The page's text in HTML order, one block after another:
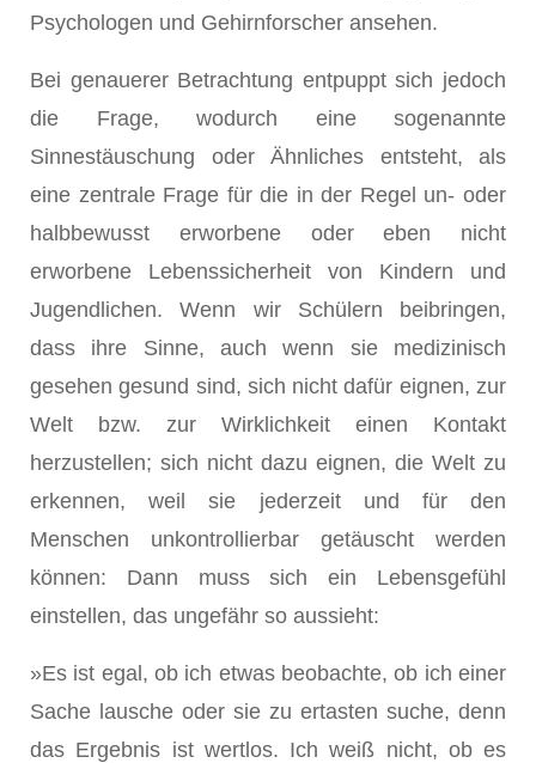
Psychologen und Gehirnforscher ansehen.
Bei genauerer Betrachtung entpuppt sich jedoch
die Frage, wodurch eine sogenannte
Sinnestäuschung oder Ähnliches entsteht, als
eine zentrale Frage für die in der Regel un- oder
halbbewusst erworbene oder eben nicht
erworbene Lebenssicherheit von Kindern und
Jugendlichen. Wenn wir Schülern beibringen,
dass ihre Sinne, auch wenn sie medizinisch
gesehen gesund sind, sich nicht dafür eignen, zur
Welt bzw. zur Wirklichkeit einen Kontakt
herzustellen; sich nicht dazu eignen, die Welt zu
erkennen, weil sie jederzeit und für den
Menschen unkontrollierbar getäuscht werden
können: Dann muss sich ein Lebensgefühl
einstellen, das ungefähr so aussieht:
»Es ist egal, ob ich etwas beobachte, ob ich einer
Sache lausche oder sie zu ertasten suche, denn
das Ergebnis ist wertlos. Ich weiß nicht, ob es